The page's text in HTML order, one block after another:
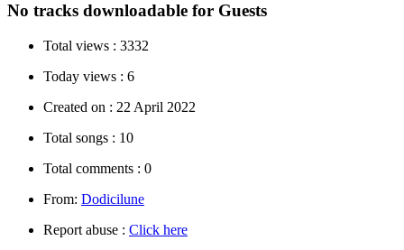
No tracks downloadable for Guests
Total views : 3332
Today views : 6
Created on : 22 April 2022
Total songs : 10
Total comments : 0
From: Dodicilune
Report abuse : Click here